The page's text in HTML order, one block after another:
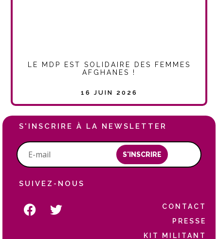
LE MDP EST SOLIDAIRE DES FEMMES
AFGHANES !
16 JUIN 2026
S'INSCRIRE À LA NEWSLETTER
S'INSCRIRE
SUIVEZ-NOUS
CONTACT
PRESSE
KIT MILITANT